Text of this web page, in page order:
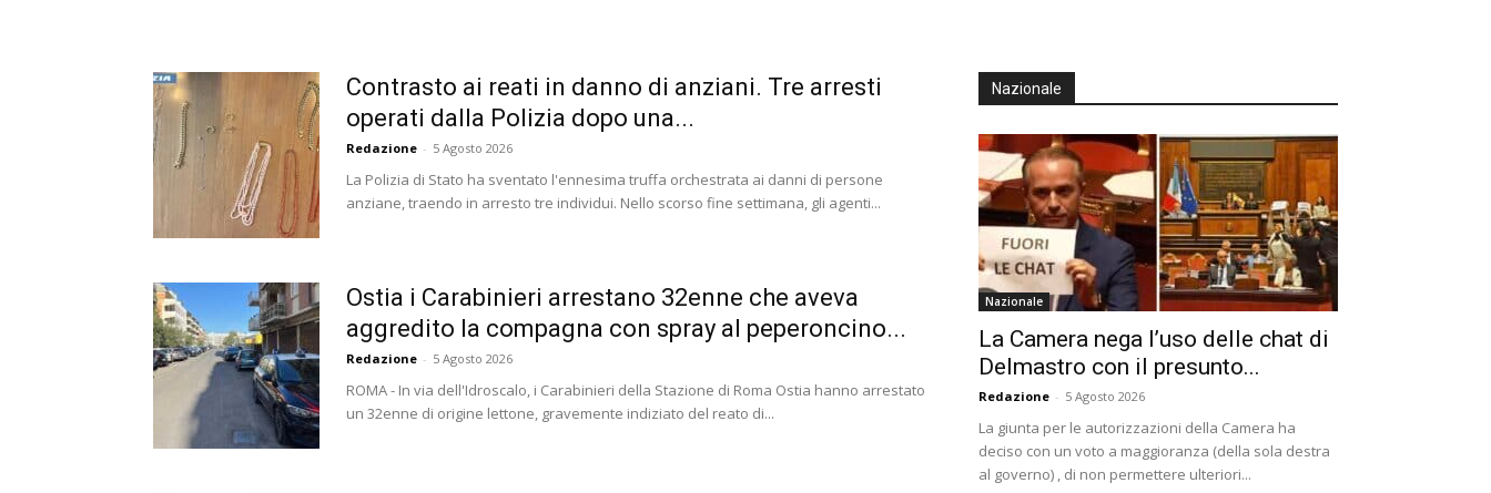
Contrasto ai reati in danno di anziani. Tre arresti
operati dalla Polizia dopo una...
Redazione - 5 Agosto 2026
La Polizia di Stato ha sventato l'ennesima truffa orchestrata ai danni di persone
anziane, traendo in arresto tre individui. Nello scorso fine settimana, gli agenti...
Ostia i Carabinieri arrestano 32enne che aveva
aggredito la compagna con spray al peperoncino...
Redazione - 5 Agosto 2026
ROMA - In via dell'Idroscalo, i Carabinieri della Stazione di Roma Ostia hanno arrestato
un 32enne di origine lettone, gravemente indiziato del reato di...
Nazionale
Nazionale
La Camera nega l’uso delle chat di
Delmastro con il presunto...
Redazione - 5 Agosto 2026
La giunta per le autorizzazioni della Camera ha
deciso con un voto a maggioranza (della sola destra
al governo) , di non permettere ulteriori...